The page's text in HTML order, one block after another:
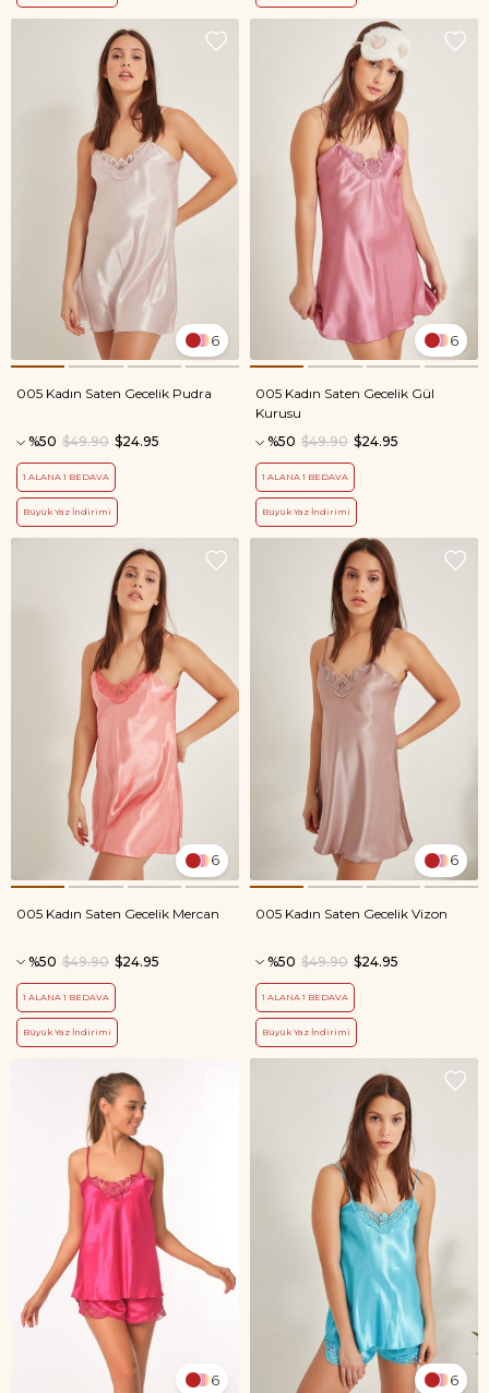
6
005 Kadın Saten Gecelik Pudra
%50 $24.95
$49.90
1 ALANA 1 BEDAVA
Büyük Yaz İndirimi
6
005 Kadın Saten Gecelik Gül
Kurusu
%50
$24.95
$49.90
1 ALANA 1 BEDAVA
Büyük Yaz İndirimi
6
005 Kadın Saten Gecelik Mercan
%50 $24.95
$49.90
1 ALANA 1 BEDAVA
Büyük Yaz İndirimi
6
005 Kadın Saten Gecelik Vizon
%50 $24.95
$49.90
1 ALANA 1 BEDAVA
Büyük Yaz İndirimi
6 6